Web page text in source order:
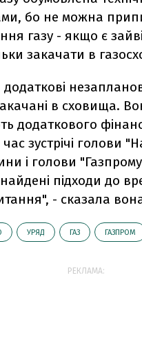
бо не можна
газу - якщо є
закачати в
в сховища.
додаткового
зустрічі голови
і голови
підходи до
- сказала
УРЯД ГАЗ ГАЗПРОМ
РЕКЛАМА: